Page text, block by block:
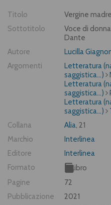
Titolo
Vergine madre
Sottotitolo
Voce di
Dante
Autore
Lucilla
Argomenti
Letteratura
saggistica...)
Letteratura
saggistica...)
Letteratura
saggistica...)
Collana
Alia, 21
Marchio
Interlinea
Editore
Interlinea
Formato
Libro
Pagine
72
Pubblicazione
2021